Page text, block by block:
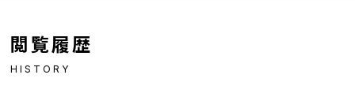
閲覧履歴
HISTORY